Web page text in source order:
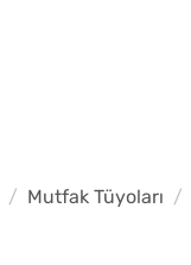
Mutfak Tüyoları